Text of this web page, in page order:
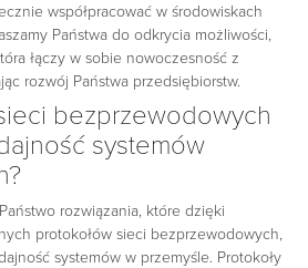
współpracować w środowiskach
Państwa do odkrycia możliwości,
łączy w sobie nowoczesność z
rozwój Państwa przedsiębiorstw.
bezprzewodowych
systemów
rozwiązania, które dzięki
protokołów sieci bezprzewodowych,
systemów w przemyśle. Protokoły